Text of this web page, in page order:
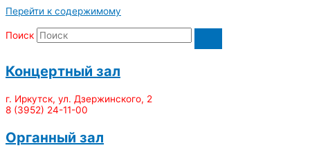
Перейти к содержимому
Поиск
Концертный зал
г. Иркутск, ул. Дзержинского, 2
8 (3952) 24-11-00
Органный зал